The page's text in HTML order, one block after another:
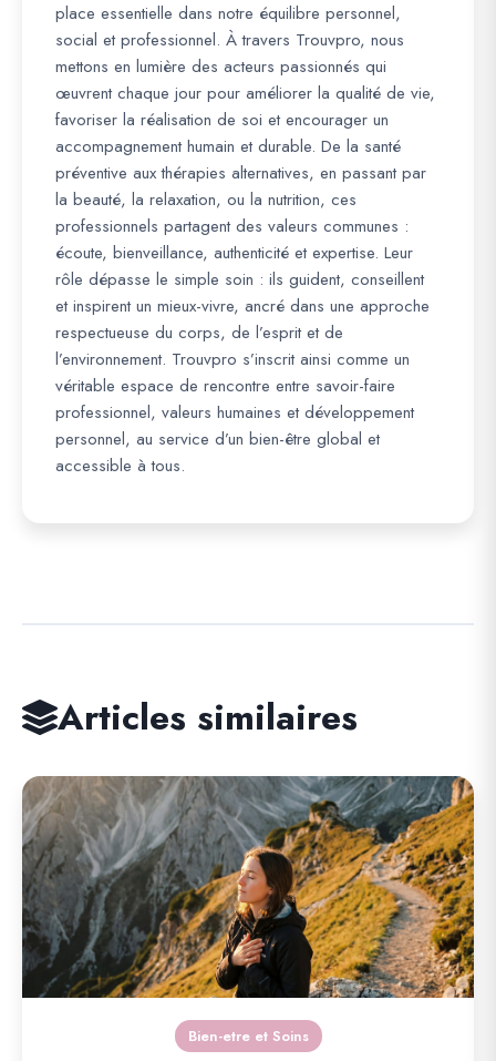
place essentielle dans notre équilibre personnel,
social et professionnel. À travers Trouvpro, nous
mettons en lumière des acteurs passionnés qui
œuvrent chaque jour pour améliorer la qualité de vie,
favoriser la réalisation de soi et encourager un
accompagnement humain et durable. De la santé
préventive aux thérapies alternatives, en passant par
la beauté, la relaxation, ou la nutrition, ces
professionnels partagent des valeurs communes :
écoute, bienveillance, authenticité et expertise. Leur
rôle dépasse le simple soin : ils guident, conseillent
et inspirent un mieux-vivre, ancré dans une approche
respectueuse du corps, de l’esprit et de
l’environnement. Trouvpro s’inscrit ainsi comme un
véritable espace de rencontre entre savoir-faire
professionnel, valeurs humaines et développement
personnel, au service d’un bien-être global et
accessible à tous.
Articles similaires
Bien-etre et Soins